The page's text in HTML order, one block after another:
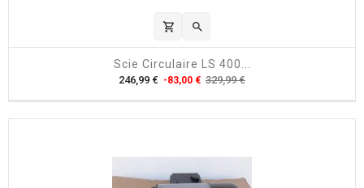
shopping_cart 
Scie Circulaire LS 400...
246,99 € P
x
b
-83,00 € 329,99 €P
x